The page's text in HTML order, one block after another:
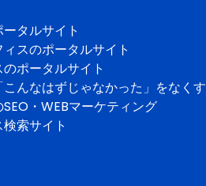
タルサイト
スのポータルサイト
ポータルサイト
んなはずじゃなかった」をなくす
・WEBマーケティング
索サイト